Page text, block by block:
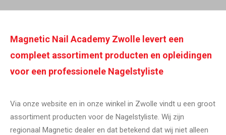
Magnetic Nail Academy Zwolle levert een
compleet assortiment producten en opleidingen
voor een professionele Nagelstyliste
Via onze website en in onze winkel in Zwolle vindt u een groot
assortiment producten voor de Nagelstyliste. Wij zijn
regionaal Magnetic dealer en dat betekend dat wij niet alleen